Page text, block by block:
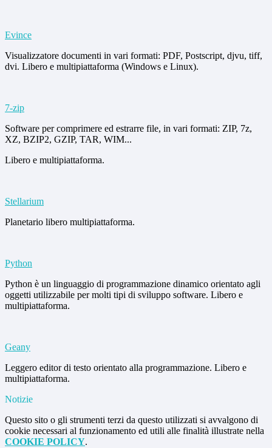
Evince
Visualizzatore documenti in vari formati: PDF, Postscript, djvu, tiff,
dvi. Libero e multipiattaforma (Windows e Linux).
7-zip
Software per comprimere ed estrarre file, in vari formati: ZIP, 7z,
XZ, BZIP2, GZIP, TAR, WIM...
Libero e multipiattaforma.
Stellarium
Planetario libero multipiattaforma.
Python
Python è un linguaggio di programmazione dinamico orientato agli
oggetti utilizzabile per molti tipi di sviluppo software. Libero e
multipiattaforma.
Geany
Leggero editor di testo orientato alla programmazione. Libero e
multipiattaforma.
Notizie
Questo sito o gli strumenti terzi da questo utilizzati si avvalgono di
cookie necessari al funzionamento ed utili alle finalità illustrate nella
COOKIE POLICY.